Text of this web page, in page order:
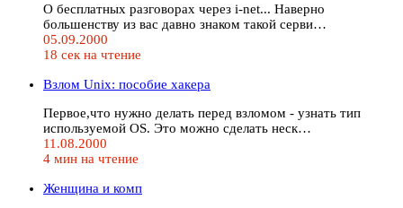
О бесплатных разговорах через i-net... Наверно
большенству из вас давно знаком такой серви…
05.09.2000
18 сек на чтение
Взлом Unix: пособие хакера
Первое,что нужно делать перед взломом - узнать тип
используемой OS. Это можно сделать неск…
11.08.2000
4 мин на чтение
Женщина и комп